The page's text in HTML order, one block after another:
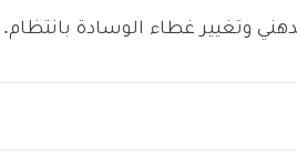
وتغيير غطاء الوسادة بانتظام.